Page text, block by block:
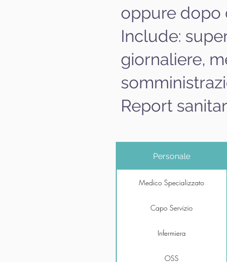
oppure dopo
Include:
giornaliere,
Report
Personale
Medico Specializzato
Capo Servizio
Infermiera
OSS